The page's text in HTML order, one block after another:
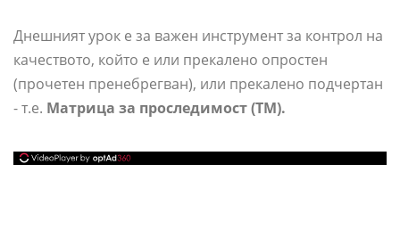
Днешният урок е за важен инструмент за контрол на
качеството, който е или прекалено опростен
(прочетен пренебрегван), или прекалено подчертан
- т.е. Матрица за проследимост (TM).